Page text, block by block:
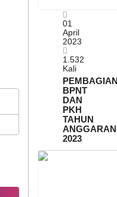
01
April
2023
1.532
Kali
PEMBAGIAN
BPNT
DAN
PKH
TAHUN
ANGGARAN
2023